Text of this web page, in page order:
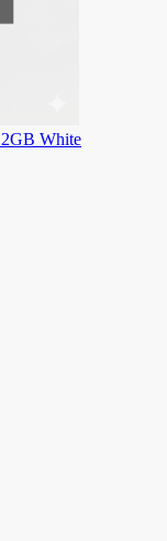
White